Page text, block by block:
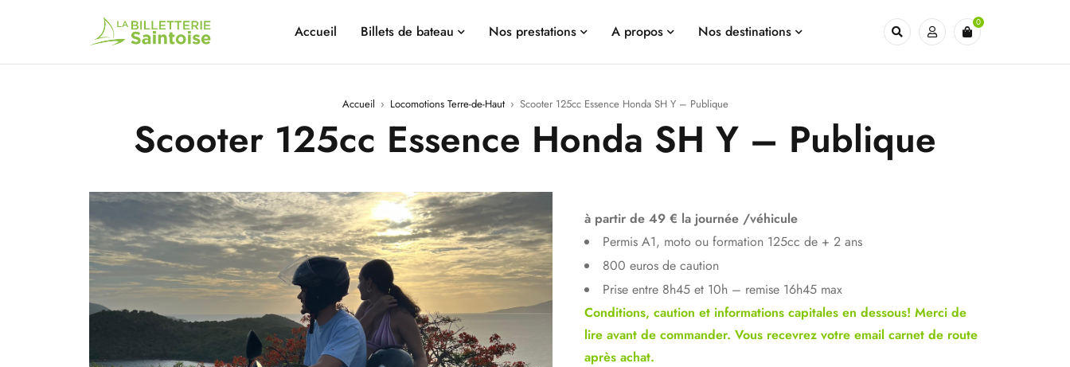
Accueil Billets de bateau Nos prestations A propos Nos destinations
0
Accueil › Locomotions Terre-de-Haut › Scooter 125cc Essence Honda SH Y – Publique
Scooter 125cc Essence Honda SH Y – Publique
à partir de 49 € la journée /véhicule
Permis A1, moto ou formation 125cc de + 2 ans
800 euros de caution
Prise entre 8h45 et 10h – remise 16h45 max
Conditions, caution et informations capitales en dessous! Merci de
lire avant de commander. Vous recevrez votre email carnet de route
après achat.